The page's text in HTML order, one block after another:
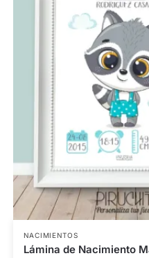
NACIMIENTOS
Lámina de Nacimiento